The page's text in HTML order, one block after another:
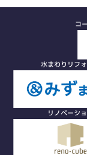
コ
水まわりリフ
リノベーシ